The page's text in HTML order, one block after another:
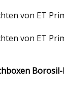
Mar 07,
von ET
von ET